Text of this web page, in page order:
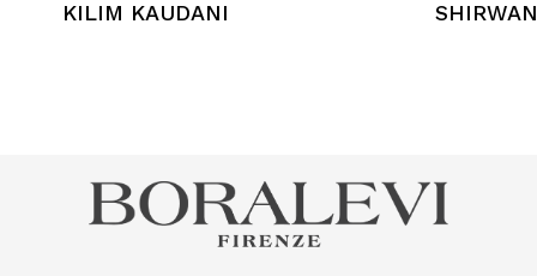
KILIM KAUDANI SHIRWAN